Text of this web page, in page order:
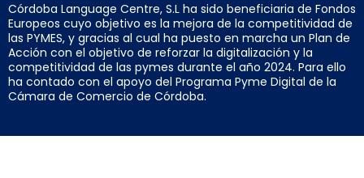
Córdoba Language Centre, S.L ha sido beneficiaria de Fondos
Europeos cuyo objetivo es la mejora de la competitividad de
las PYMES, y gracias al cual ha puesto en marcha un Plan de
Acción con el objetivo de reforzar la digitalización y la
competitividad de las pymes durante el año 2024. Para ello
ha contado con el apoyo del Programa Pyme Digital de la
Cámara de Comercio de Córdoba.